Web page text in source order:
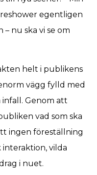
egentligen
nu ska vi se om
helt i publikens
vägg fylld med
Genom att
vad som ska
ingen föreställning
interaktion, vilda
i nuet.